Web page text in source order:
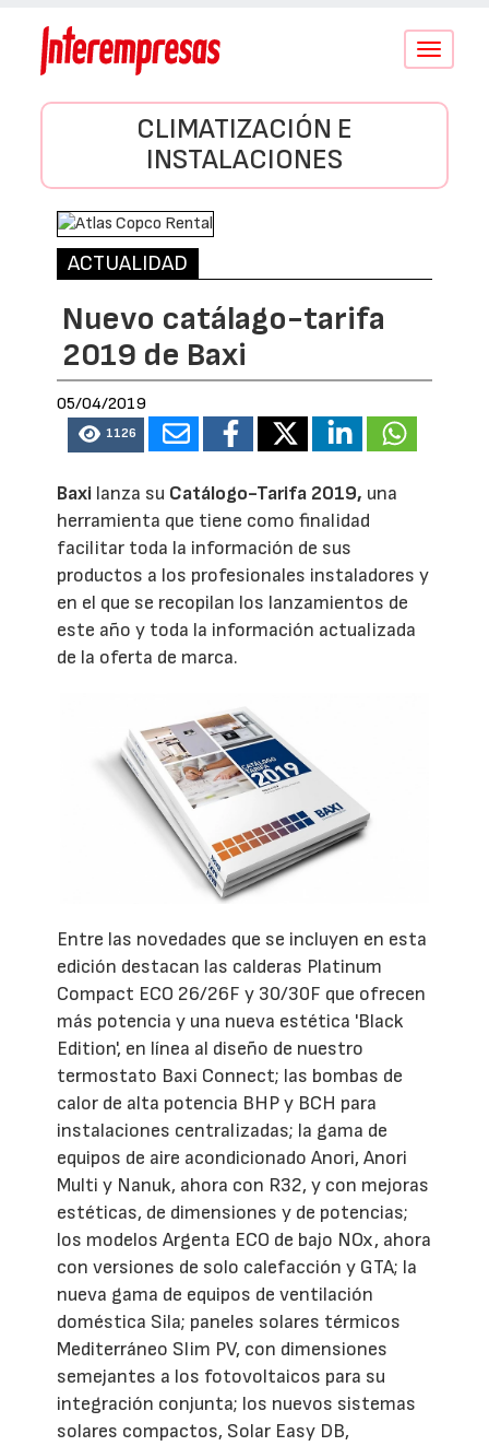
Conmutar
CLIMATIZACIÓN E
INSTALACIONES
ACTUALIDAD
Nuevo catálago-tarifa
2019 de Baxi
05/04/2019
1126
Baxi lanza su Catálogo-Tarifa 2019, una
herramienta que tiene como finalidad
facilitar toda la información de sus
productos a los profesionales instaladores y
en el que se recopilan los lanzamientos de
este año y toda la información actualizada
de la oferta de marca.
Entre las novedades que se incluyen en esta
edición destacan las calderas Platinum
Compact ECO 26/26F y 30/30F que ofrecen
más potencia y una nueva estética 'Black
Edition', en línea al diseño de nuestro
termostato Baxi Connect; las bombas de
calor de alta potencia BHP y BCH para
instalaciones centralizadas; la gama de
equipos de aire acondicionado Anori, Anori
Multi y Nanuk, ahora con R32, y con mejoras
estéticas, de dimensiones y de potencias;
los modelos Argenta ECO de bajo NOx, ahora
con versiones de solo calefacción y GTA; la
nueva gama de equipos de ventilación
doméstica Sila; paneles solares térmicos
Mediterráneo Slim PV, con dimensiones
semejantes a los fotovoltaicos para su
integración conjunta; los nuevos sistemas
solares compactos, Solar Easy DB,